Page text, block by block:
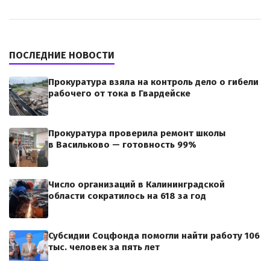
ПОСЛЕДНИЕ НОВОСТИ
Прокуратура взяла на контроль дело о гибели
рабочего от тока в Гвардейске
Прокуратура проверила ремонт школы
в Васильково — готовность 99%
Число организаций в Калининградской
области сократилось на 618 за год
Субсидии Соцфонда помогли найти работу 106
тыс. человек за пять лет